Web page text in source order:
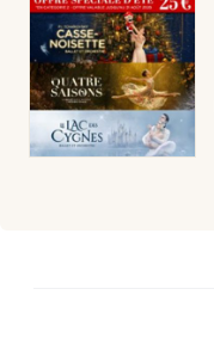
Mon email